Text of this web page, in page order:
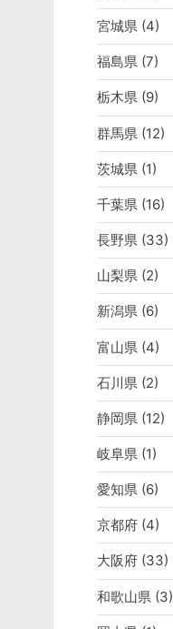
宮城県(4)
福島県(7)
栃木県(9)
群馬県 (12)
茨城県 (1)
千葉県(16)
長野県(33)
山梨県(2)
新潟県(6)
富山県 (4)
石川県 (2)
静岡県(12)
岐阜県(1)
愛知県(6)
京都府(4)
大阪府(33)
和歌山県 (3)